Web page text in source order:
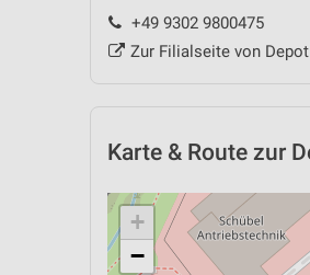
+49 9302 9800475
Zur Filialseite von Depot
Karte & Route zur
+
−